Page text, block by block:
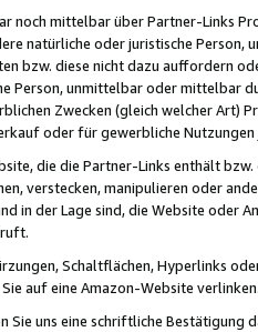
noch mittelbar über Partner-Links
natürliche oder juristische
bzw. diese nicht dazu auffordern
Person, unmittelbar oder mittelbar
Zwecken (gleich welcher Art)
oder für gewerbliche
die die Partner-Links enthält
verstecken, manipulieren oder
in der Lage sind, die Website oder
Schaltflächen, Hyperlinks
auf eine Amazon-Website
Sie uns eine schriftliche